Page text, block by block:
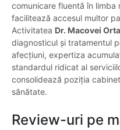
comunicare fluentă în limba
facilitează accesul multor
Activitatea Dr. Macovei
diagnosticul și tratamentul
afecțiuni, expertiza
standardul ridicat al
consolidează poziția
sănătate.
Review-uri pe